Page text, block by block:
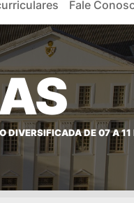
Fale
DE 07 A 11